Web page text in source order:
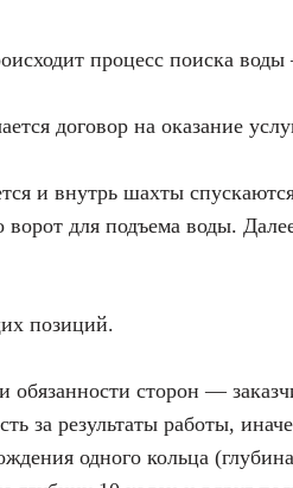
процесс поиска
договор на оказание
и внутрь шахты
ворот для подъема воды.
позиций.
обязанности сторон —
за результаты работы,
одного кольца